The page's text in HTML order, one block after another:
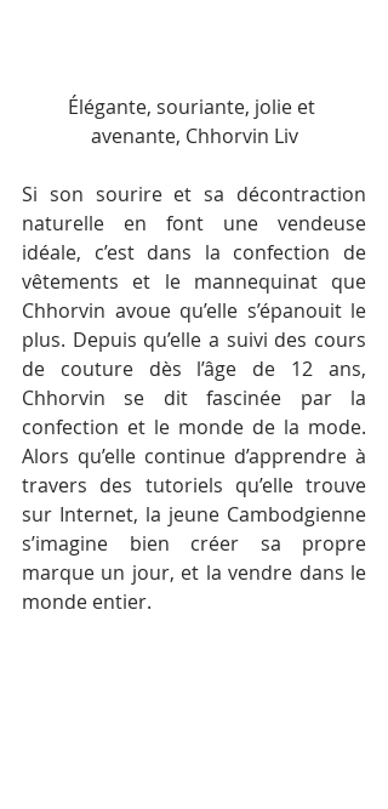
Élégante, souriante, jolie et
avenante, Chhorvin Liv
Si son sourire et sa décontraction
naturelle en font une vendeuse
idéale, c’est dans la confection de
vêtements et le mannequinat que
Chhorvin avoue qu’elle s’épanouit le
plus. Depuis qu’elle a suivi des cours
de couture dès l’âge de 12 ans,
Chhorvin se dit fascinée par la
confection et le monde de la mode.
Alors qu’elle continue d’apprendre à
travers des tutoriels qu’elle trouve
sur Internet, la jeune Cambodgienne
s’imagine bien créer sa propre
marque un jour, et la vendre dans le
monde entier.